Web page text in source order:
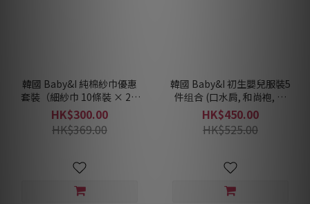
韓國 Baby&I 純棉紗巾優惠
套裝（細紗巾 10條裝 × 2 +
大紗巾 5條裝 × 1）
HK$300.00
HK$369.00
韓國 Baby&I 初生嬰兒服裝5
件组合 (口水肩, 和尚袍, 夾
衣, 包被, 手套)
HK$450.00
HK$525.00